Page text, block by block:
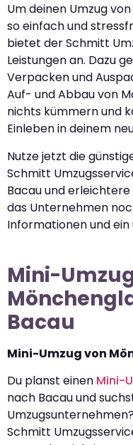
Um deinen Umzug
so einfach und
bietet der Schmitt
Leistungen an. Dazu
Verpacken und
Auf- und Abbau von
nichts kümmern und
Einleben in deinem
Nutze jetzt die
Schmitt
Bacau und
das Unternehmen
Informationen und
Mini-
Bacau
Mini-Umzug von
Du planst einen Mini-
nach Bacau und
Schmitt